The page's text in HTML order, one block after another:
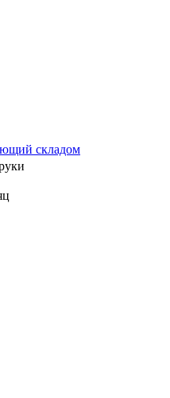
складом